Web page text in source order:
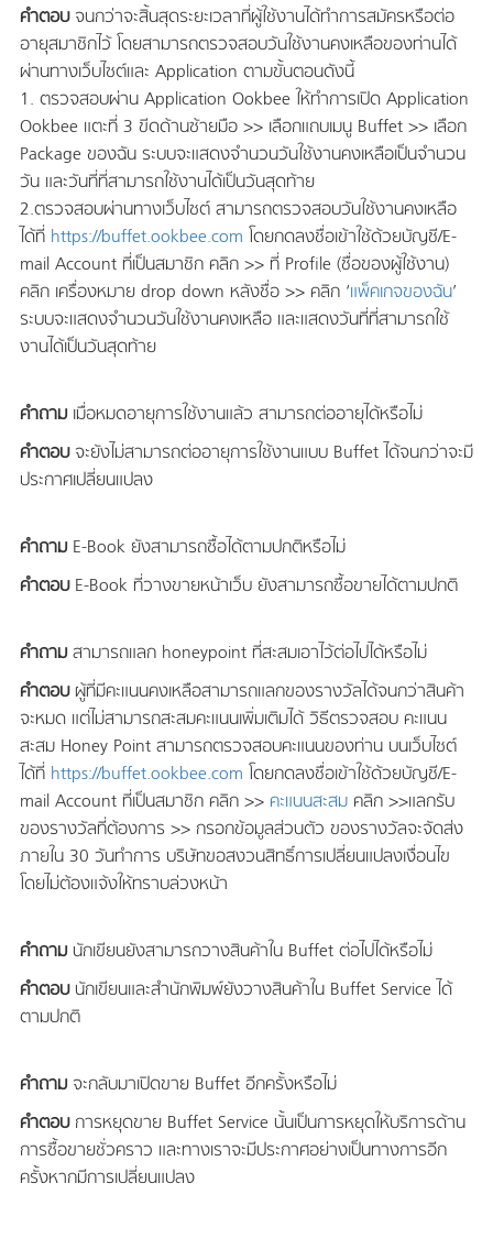
คำตอบจนกว่าจะสิ้นสุดระยะเวลาที่ผู้ใช้งานได้ทำการสมัครหรือต่อ
อายุสมาชิกไว้ โดยสามารถตรวจสอบวันใช้งานคงเหลือของท่านได้
ผ่านทางเว็บไซต์และ Application ตามขั้นตอนดังนี้
1. ตรวจสอบผ่าน Application Ookbee ให้ทำการเปิด Application
Ookbee แตะที่ 3 ขีดด้านซ้ายมือ >> เลือกแถบเมนู Buffet >> เลือก
Package ของฉัน ระบบจะแสดงจำนวนวันใช้งานคงเหลือเป็นจำนวน
วัน และวันที่ที่สามารถใช้งานได้เป็นวันสุดท้าย
2.ตรวจสอบผ่านทางเว็บไซต์ สามารถตรวจสอบวันใช้งานคงเหลือ
ได้ที่ https://buffet.ookbee.com โดยกดลงชื่อเข้าใช้ด้วยบัญชี/E-
mail Account ที่เป็นสมาชิก คลิก >> ที่ Profile (ชื่อของผู้ใช้งาน)
คลิก เครื่องหมาย drop down หลังชื่อ >> คลิก ‘แพ็คเกจของฉัน’
ระบบจะแสดงจำนวนวันใช้งานคงเหลือ และแสดงวันที่ที่สามารถใช้
งานได้เป็นวันสุดท้าย
คำถาม เมื่อหมดอายุการใช้งานแล้ว สามารถต่ออายุได้หรือไม่
คำตอบจะยังไม่สามารถต่ออายุการใช้งานแบบ Buffet ได้จนกว่าจะมี
ประกาศเปลี่ยนแปลง
คำถาม E-Book ยังสามารถซื้อได้ตามปกติหรือไม่
คำตอบE-Book ที่วางขายหน้าเว็บ ยังสามารถซื้อขายได้ตามปกติ
คำถามสามารถแลก honeypoint ที่สะสมเอาไว้ต่อไปได้หรือไม่
คำตอบผู้ที่มีคะแนนคงเหลือสามารถแลกของรางวัลได้จนกว่าสินค้า
จะหมด แต่ไม่สามารถสะสมคะแนนเพิ่มเติมได้ วิธีตรวจสอบ คะแนน
สะสม Honey Point สามารถตรวจสอบคะแนนของท่าน บนเว็บไซต์
ได้ที่ https://buffet.ookbee.com โดยกดลงชื่อเข้าใช้ด้วยบัญชี/E-
mail Account ที่เป็นสมาชิก คลิก >> คะแนนสะสม คลิก >>แลกรับ
ของรางวัลที่ต้องการ >> กรอกข้อมูลส่วนตัว ของรางวัลจะจัดส่ง
ภายใน 30 วันทำการ บริษัทขอสงวนสิทธิ์การเปลี่ยนแปลงเงื่อนไข
โดยไม่ต้องแจ้งให้ทราบล่วงหน้า
คำถาม นักเขียนยังสามารถวางสินค้าใน Buffet ต่อไปได้หรือไม่
คำตอบนักเขียนและสำนักพิมพ์ยังวางสินค้าใน Buffet Service ได้
ตามปกติ
คำถาม จะกลับมาเปิดขาย Buffet อีกครั้งหรือไม่
คำตอบการหยุดขาย Buffet Service นั้นเป็นการหยุดให้บริการด้าน
การซื้อขายชั่วคราว และทางเราจะมีประกาศอย่างเป็นทางการอีก
ครั้งหากมีการเปลี่ยนแปลง